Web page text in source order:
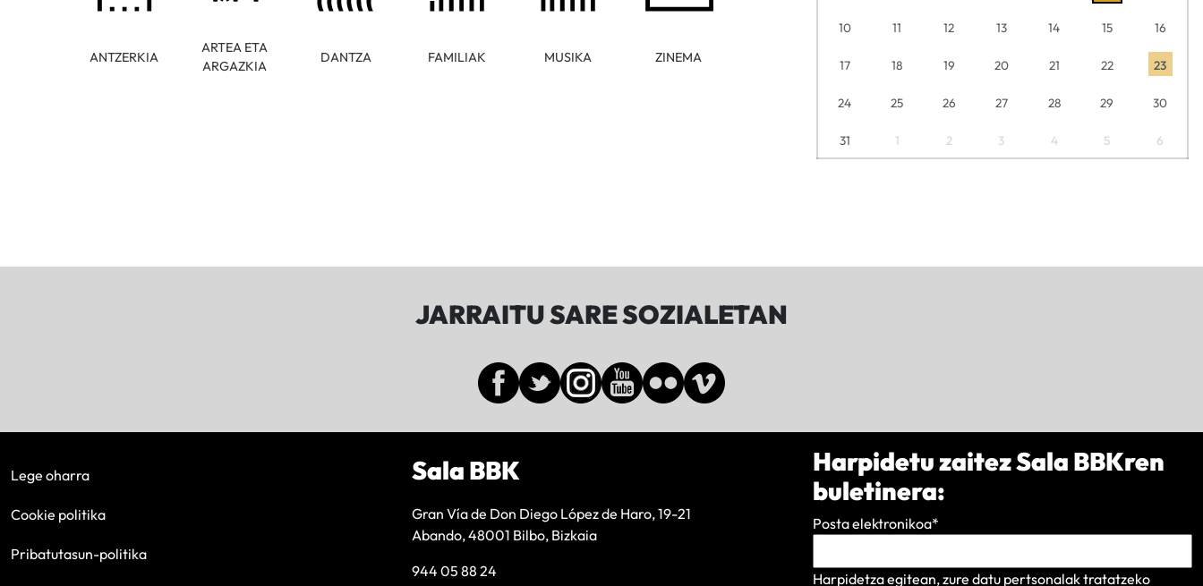
ANTZERKIA
ARTEA ETA
ARGAZKIA
DANTZA FAMILIAK MUSIKA ZINEMA
10 11 12 13 14 15 16
17 18 19 20 21 22 23
24 25 26 27 28 29 30
31 1 2 3 4 5 6
JARRAITU SARE SOZIALETAN
Lege oharra
Cookie politika
Pribatutasun-politika
Sala BBK
Gran Vía de Don Diego López de Haro, 19-21
Abando, 48001 Bilbo, Bizkaia
944 05 88 24
Harpidetu zaitez Sala BBKren
buletinera:
Posta elektronikoa*
Harpidetza egitean, zure datu pertsonalak tratatzeko